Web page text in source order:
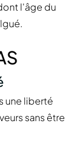
l'âge du
une liberté
sans être